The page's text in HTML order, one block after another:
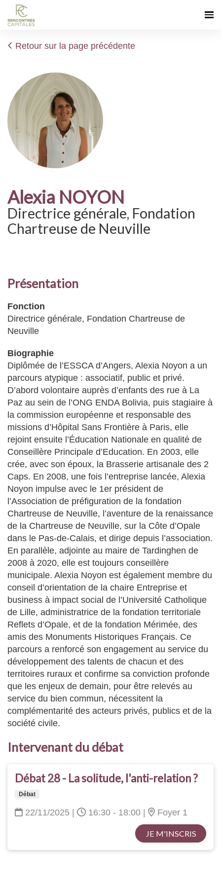
Retour sur la page précédente
Alexia NOYON
Directrice générale, Fondation
Chartreuse de Neuville
Présentation
Fonction
Directrice générale, Fondation Chartreuse de
Neuville
Biographie
Diplômée de l’ESSCA d’Angers, Alexia Noyon a un
parcours atypique : associatif, public et privé.
D’abord volontaire auprès d’enfants des rue à La
Paz au sein de l’ONG ENDA Bolivia, puis stagiaire à
la commission européenne et responsable des
missions d’Hôpital Sans Frontière à Paris, elle
rejoint ensuite l’Éducation Nationale en qualité de
Conseillère Principale d’Education. En 2003, elle
crée, avec son époux, la Brasserie artisanale des 2
Caps. En 2008, une fois l’entreprise lancée, Alexia
Noyon impulse avec le 1er président de
l’Association de préfiguration de la fondation
Chartreuse de Neuville, l’aventure de la renaissance
de la Chartreuse de Neuville, sur la Côte d’Opale
dans le Pas-de-Calais, et dirige depuis l’association.
En parallèle, adjointe au maire de Tardinghen de
2008 à 2020, elle est toujours conseillère
municipale. Alexia Noyon est également membre du
conseil d’orientation de la chaire Entreprise et
business à impact social de l’Université Catholique
de Lille, administratrice de la fondation territoriale
Reflets d’Opale, et de la fondation Mérimée, des
amis des Monuments Historiques Français. Ce
parcours a renforcé son engagement au service du
développement des talents de chacun et des
territoires ruraux et confirme sa conviction profonde
que les enjeux de demain, pour être relevés au
service du bien commun, nécessitent la
complémentarité des acteurs privés, publics et de la
société civile.
Intervenant du débat
Débat 28 - La solitude, l'anti-relation ?
Débat
22/11/2025 16:30 - 18:00 Foyer 1
JE M'INSCRIS